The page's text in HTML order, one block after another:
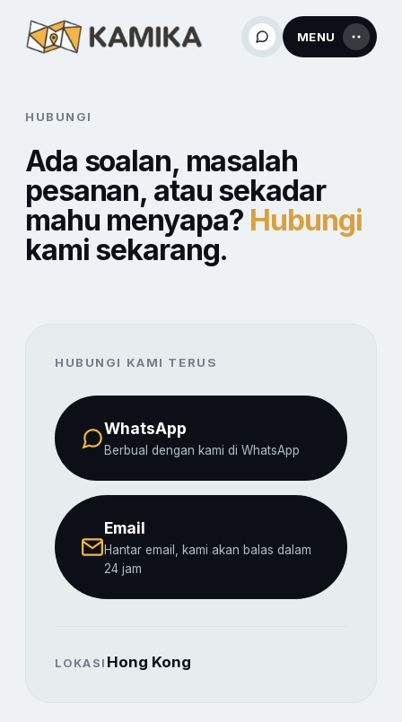
MENU
HUBUNGI
Ada soalan, masalah
pesanan, atau sekadar
mahu menyapa? Hubungi
kami sekarang.
HUBUNGI KAMI TERUS
WhatsApp
Berbual dengan kami di WhatsApp
Email
Hantar email, kami akan balas dalam
24 jam
LOKASI Hong Kong